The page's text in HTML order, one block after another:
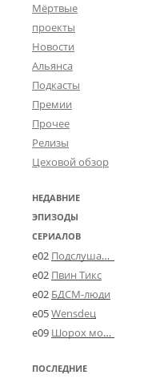
Мёртвые
проекты
Новости
Альянса
Подкасты
Премии
Прочее
Релизы
Цеховой обзор
НЕДАВНИЕ
ЭПИЗОДЫ
СЕРИАЛОВ
e02 Подслушано в Угличе
e02 Пвин Тикс
e02 БДСМ-люди
e05Wensdeц
e09 Шорох мозговины
ПОСЛЕДНИЕ